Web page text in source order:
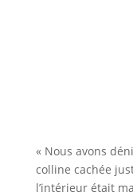
« Nous avons
colline cachée
l’intérieur était